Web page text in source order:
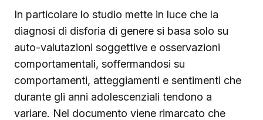
In particolare lo studio mette in luce che la
diagnosi di disforia di genere si basa solo su
auto-valutazioni soggettive e osservazioni
comportamentali, soffermandosi su
comportamenti, atteggiamenti e sentimenti che
durante gli anni adolescenziali tendono a
variare. Nel documento viene rimarcato che